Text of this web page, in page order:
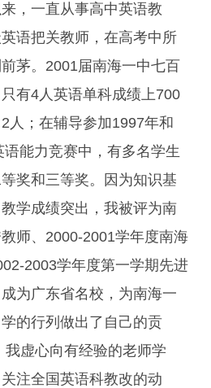
，一直从事高中英语教
语把关教师，在高考中所
茅。2001届南海一中七百
有4人英语单科成绩上700
人；在辅导参加1997年和
能力竞赛中，有多名学生
奖和三等奖。因为知识基
学成绩突出，我被评为南
师、2000-2001学年度南海
2003学年度第一学期先进
为广东省名校，为南海一
的行列做出了自己的贡
虚心向有经验的老师学
注全国英语科教改的动